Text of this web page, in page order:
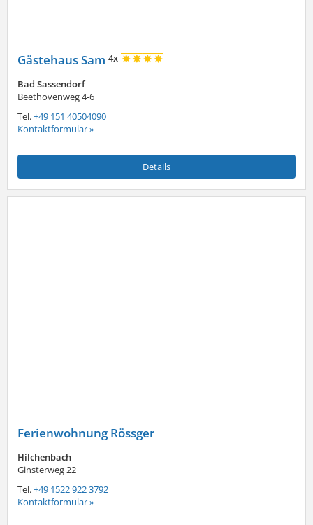
Gästehaus Sam 4x
Bad Sassendorf
Beethovenweg 4-6
Tel.+49 151 40504090
Kontaktformular »
Details
Ferienwohnung Rössger
Hilchenbach
Ginsterweg 22
Tel.+49 1522 922 3792
Kontaktformular »